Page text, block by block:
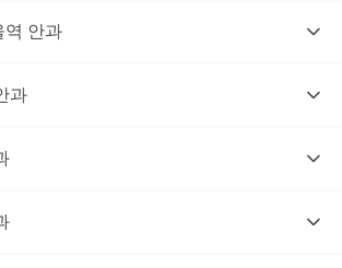
역 안과
과